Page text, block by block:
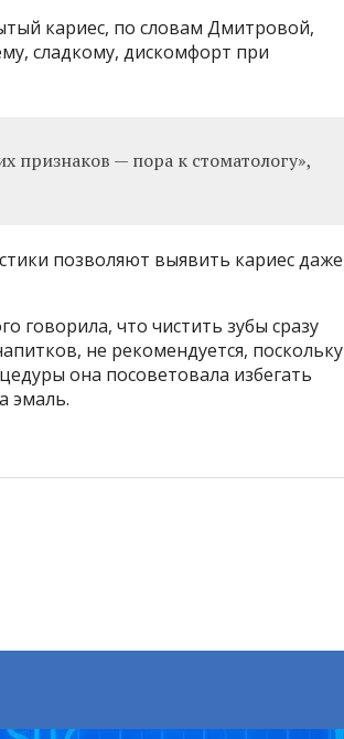
кариес, по словам Дмитровой,
сладкому, дискомфорт при
признаков — пора к стоматологу»,
позволяют выявить кариес даже
говорила, что чистить зубы сразу
не рекомендуется, поскольку
она посоветовала избегать
эмаль.